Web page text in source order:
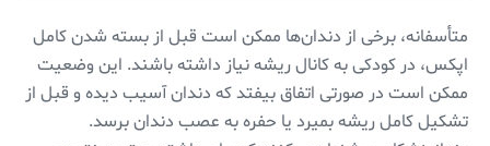
متأسفانه، برخی از دندان‌ها ممکن است قبل از بسته شدن کامل
اپکس، در کودکی به کانال ریشه نیاز داشته باشند. این وضعیت
ممکن است در صورتی اتفاق بیفتد که دندان آسیب دیده و قبل از
تشکیل کامل ریشه بمیرد یا حفره به عصب دندان برسد.